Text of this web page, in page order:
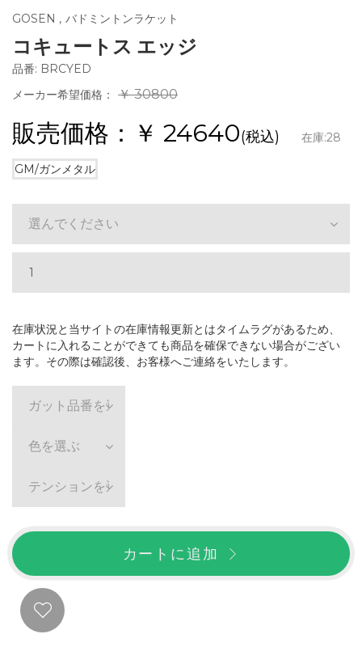
GOSEN , バドミントンラケット
コキュートス エッジ
品番: BRCYED
メーカー希望価格：
￥ 30800
販売価格：￥ 24640(税込) 在庫:28
GM/ガンメタル
選んでください
在庫状況と当サイトの在庫情報更新とはタイムラグがあるため、
カートに入れることができても商品を確保できない場合がござい
ます。その際は確認後、お客様へご連絡をいたします。
ガット品番を選ぶ
色を選ぶ
テンションを選ぶ
カートに追加